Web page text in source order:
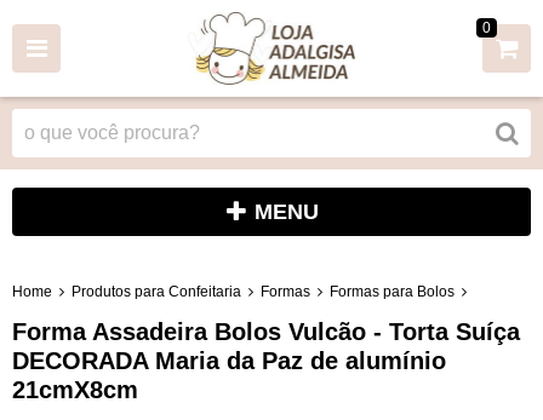
0
MENU
Home Produtos para Confeitaria Formas Formas para Bolos
Forma Assadeira Bolos Vulcão - Torta Suíça
DECORADA Maria da Paz de alumínio
21cmX8cm